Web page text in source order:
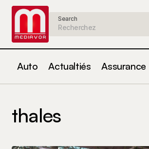
Search
Auto Actualtiés Assurance
thales